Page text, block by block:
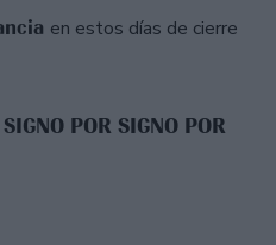
en estos días de cierre
POR SIGNO POR